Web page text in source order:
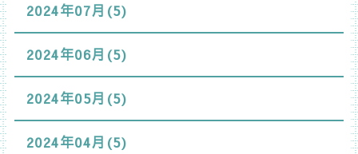
2024年07月(5)
2024年06月(5)
2024年05月(5)
2024年04月(5)